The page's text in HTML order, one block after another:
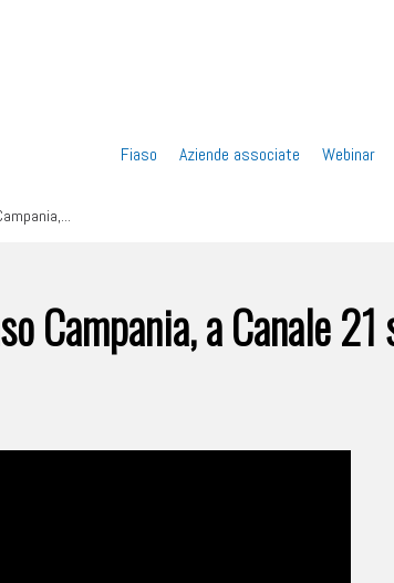
Vai
Fiaso Aziende associate Webinar
Campania, a Canale